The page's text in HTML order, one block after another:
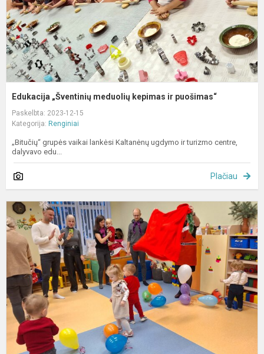
Edukacija „Šventinių meduolių kepimas ir puošimas“
Paskelbta: 2023-12-15
Kategorija: Renginiai
„Bitučių“ grupės vaikai lankėsi Kaltanėnų ugdymo ir turizmo centre,
dalyvavo edu...
Plačiau